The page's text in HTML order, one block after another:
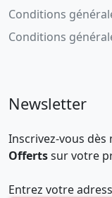
Conditions
Conditions
Newsletter
Inscrivez-vous
Offertssur votre
Entrez votre